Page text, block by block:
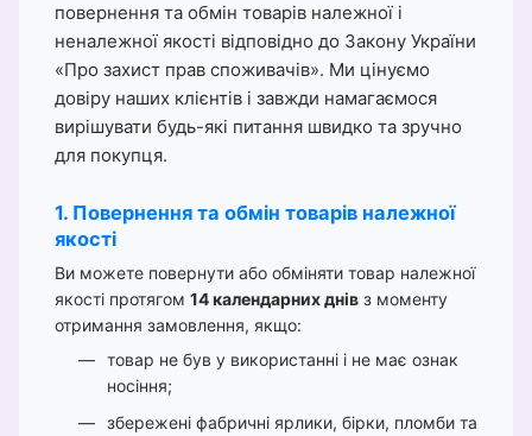
повернення та обмін товарів належної і
неналежної якості відповідно до Закону України
«Про захист прав споживачів». Ми цінуємо
довіру наших клієнтів і завжди намагаємося
вирішувати будь-які питання швидко та зручно
для покупця.
1. Повернення та обмін товарів належної
якості
Ви можете повернути або обміняти товар належної
якості протягом 14 календарних днів з моменту
отримання замовлення, якщо:
товар не був у використанні і не має ознак
носіння;
збережені фабричні ярлики, бірки, пломби та